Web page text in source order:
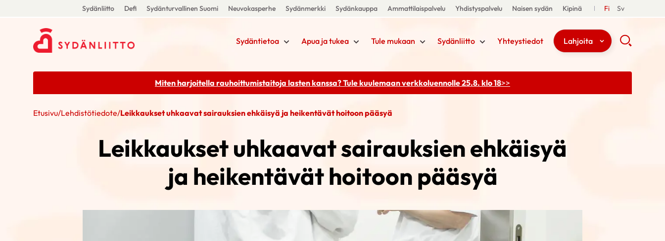
Sydänliitto Defi Sydänturvallinen Suomi Neuvokasperhe Sydänmerkki Sydänkauppa Ammattilaispalvelu Yhdistyspalvelu Naisen sydän Kipinä Fi Sv
Sydäntietoa Apua ja tukea Tule mukaan Sydänliitto Yhteystiedot Lahjoita
Miten harjoitella rauhoittumistaitoja lasten kanssa? Tule kuulemaanverkkoluennolle 25.8. klo 18>>
Etusivu/Lehdistötiedote/Leikkaukset uhkaavat sairauksien ehkäisyä ja heikentävät hoitoon pääsyä
Leikkaukset uhkaavat sairauksien ehkäisyä
ja heikentävät hoitoon pääsyä